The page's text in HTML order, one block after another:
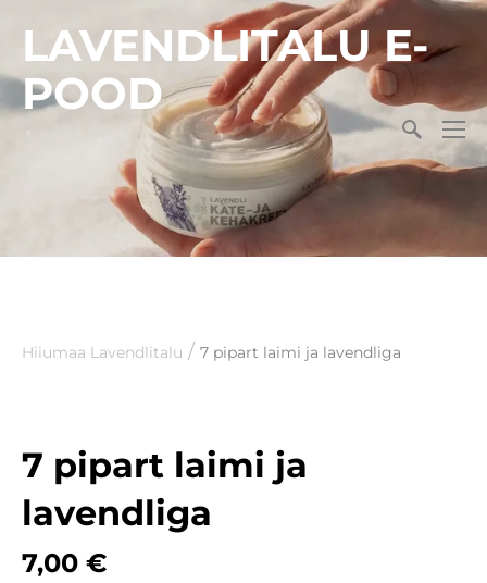
LAVENDLITALU E-
POOD
Hiiumaa Lavendlitalu / 7 pipart laimi ja lavendliga
7 pipart laimi ja
lavendliga
7,00 €